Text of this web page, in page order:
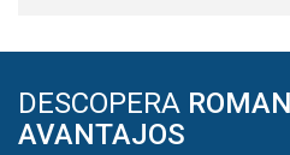
DESCOPERA
AVANTAJOS